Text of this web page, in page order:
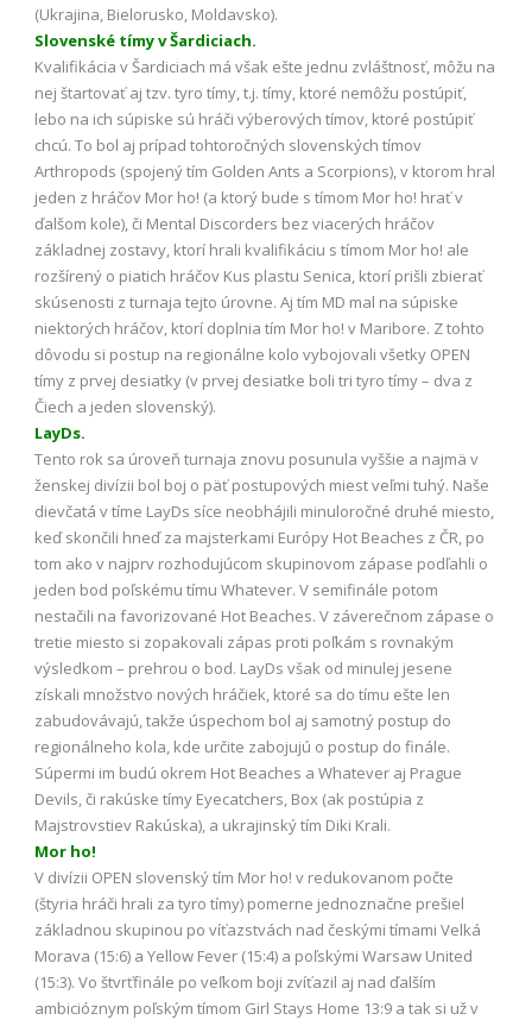
(Ukrajina, Bielorusko, Moldavsko).
Slovenské tímy v Šardiciach.
Kvalifikácia v Šardiciach má však ešte jednu zvláštnosť, môžu na
nej štartovať aj tzv. tyro tímy, t.j. tímy, ktoré nemôžu postúpiť,
lebo na ich súpiske sú hráči výberových tímov, ktoré postúpiť
chcú. To bol aj prípad tohtoročných slovenských tímov
Arthropods (spojený tím Golden Ants a Scorpions), v ktorom hral
jeden z hráčov Mor ho! (a ktorý bude s tímom Mor ho! hrať v
ďalšom kole), či Mental Discorders bez viacerých hráčov
základnej zostavy, ktorí hrali kvalifikáciu s tímom Mor ho! ale
rozšírený o piatich hráčov Kus plastu Senica, ktorí prišli zbierať
skúsenosti z turnaja tejto úrovne. Aj tím MD mal na súpiske
niektorých hráčov, ktorí doplnia tím Mor ho! v Maribore. Z tohto
dôvodu si postup na regionálne kolo vybojovali všetky OPEN
tímy z prvej desiatky (v prvej desiatke boli tri tyro tímy – dva z
Čiech a jeden slovenský).
LayDs.
Tento rok sa úroveň turnaja znovu posunula vyššie a najmä v
ženskej divízii bol boj o päť postupových miest veľmi tuhý. Naše
dievčatá v tíme LayDs síce neobhájili minuloročné druhé miesto,
keď skončili hneď za majsterkami Európy Hot Beaches z ČR, po
tom ako v najprv rozhodujúcom skupinovom zápase podľahli o
jeden bod poľskému tímu Whatever. V semifinále potom
nestačili na favorizované Hot Beaches. V záverečnom zápase o
tretie miesto si zopakovali zápas proti poľkám s rovnakým
výsledkom – prehrou o bod. LayDs však od minulej jesene
získali množstvo nových hráčiek, ktoré sa do tímu ešte len
zabudovávajú, takže úspechom bol aj samotný postup do
regionálneho kola, kde určite zabojujú o postup do finále.
Súpermi im budú okrem Hot Beaches a Whatever aj Prague
Devils, či rakúske tímy Eyecatchers, Box (ak postúpia z
Majstrovstiev Rakúska), a ukrajinský tím Diki Krali.
Mor ho!
V divízii OPEN slovenský tím Mor ho! v redukovanom počte
(štyria hráči hrali za tyro tímy) pomerne jednoznačne prešiel
základnou skupinou po víťazstvách nad českými tímami Velká
Morava (15:6) a Yellow Fever (15:4) a poľskými Warsaw United
(15:3). Vo štvrťfinále po veľkom boji zvíťazil aj nad ďalším
ambicióznym poľským tímom Girl Stays Home 13:9 a tak si už v